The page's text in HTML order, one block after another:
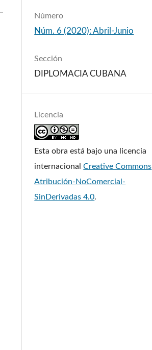
Número
Núm. 6 (2020): Abril-Junio
Sección
DIPLOMACIA CUBANA
Licencia
Esta obra está bajo una licencia
internacionalCreative Commons
Atribución-NoComercial-
SinDerivadas 4.0.